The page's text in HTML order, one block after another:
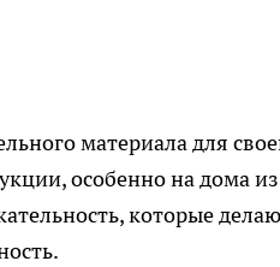
материала для
особенно на дома
которые